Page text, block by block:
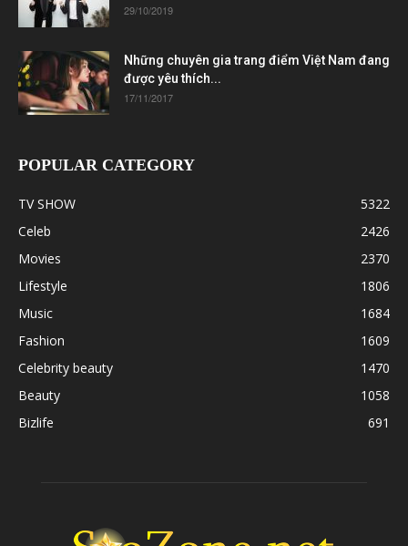
29/10/2019
Những chuyên gia trang điểm Việt Nam đang
được yêu thích...
17/11/2017
POPULAR CATEGORY
TV SHOW
5322
Celeb
2426
Movies
2370
Lifestyle
1806
Music
1684
Fashion
1609
Celebrity beauty
1470
Beauty
1058
Bizlife
691